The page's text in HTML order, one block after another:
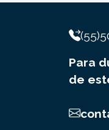
Para
de